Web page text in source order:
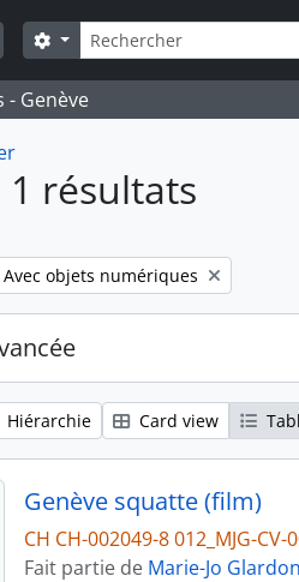
Rechercher
Search options
Genève
résultats
Remove filter:
Avec objets numériques
Hiérarchie Card view
Genève squatte (film)
CH CH-002049-8 012_MJG-CV-
Fait partie de Marie-Jo Glardon